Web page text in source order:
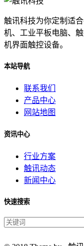
触讯科技为你定制适
机、工业平板电脑、
机界面触控设备。
本站导航
联系我们
产品中心
网站地图
资讯中心
行业方案
触讯动态
新闻中心
快速搜索